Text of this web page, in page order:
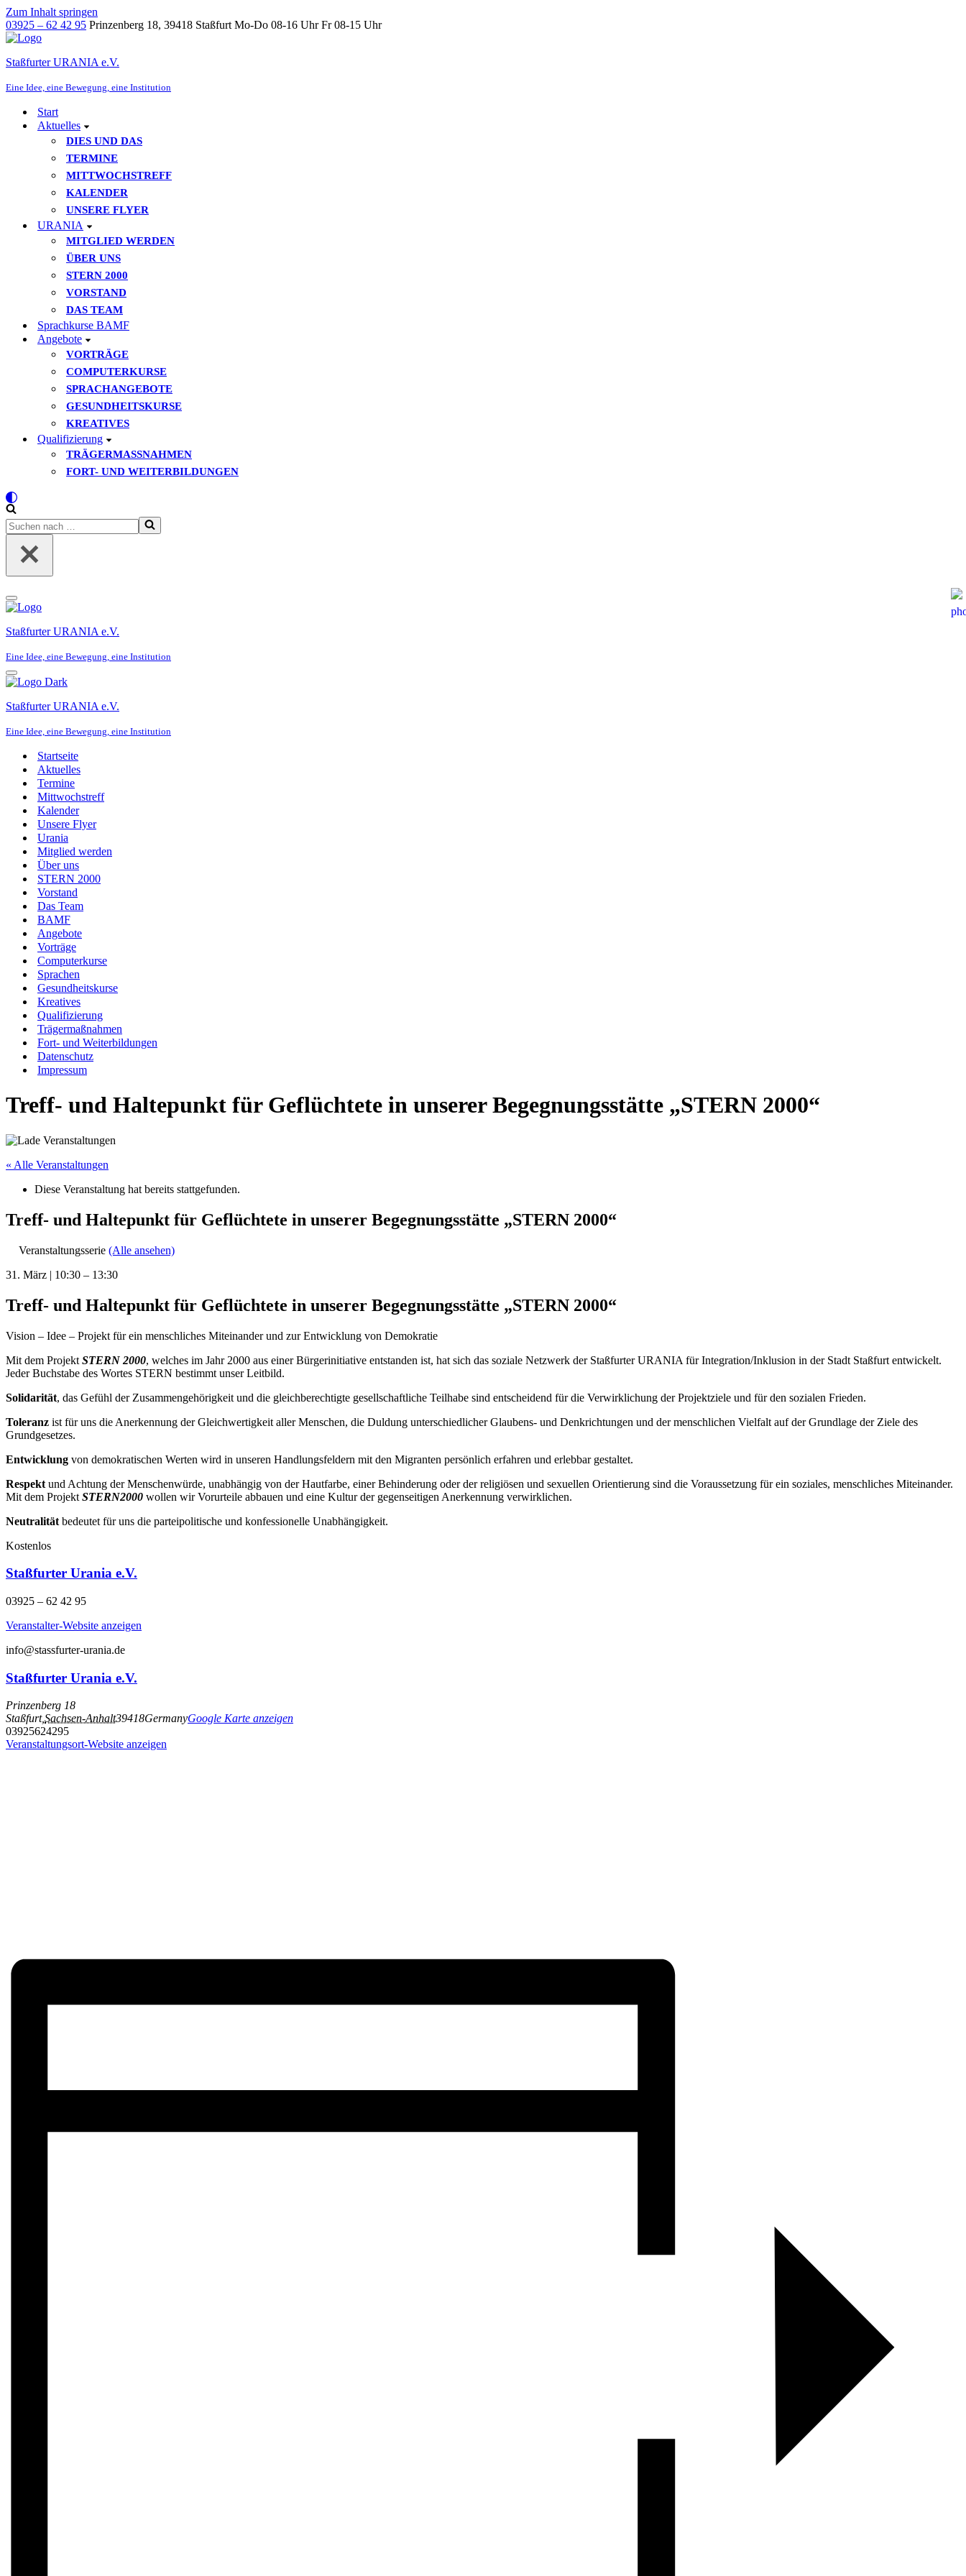
Zum Inhalt springen
03925 – 62 42 95 Prinzenberg 18, 39418 Staßfurt Mo-Do 08-16 Uhr Fr 08-15 Uhr
Staßfurter URANIA e.V.
Eine Idee, eine Bewegung, eine Institution
Start
Aktuelles
DIES UND DAS
TERMINE
MITTWOCHSTREFF
KALENDER
UNSERE FLYER
URANIA
MITGLIED WERDEN
ÜBER UNS
STERN 2000
VORSTAND
DAS TEAM
Sprachkurse BAMF
Angebote
VORTRÄGE
COMPUTERKURSE
SPRACHANGEBOTE
GESUNDHEITSKURSE
KREATIVES
Qualifizierung
TRÄGERMASSNAHMEN
FORT- UND WEITERBILDUNGEN
Suchen
nach …
Navigationsmenü
Staßfurter URANIA e.V.
Eine Idee, eine Bewegung, eine Institution
Navigationsmenü
Staßfurter URANIA e.V.
Eine Idee, eine Bewegung, eine Institution
Startseite
Aktuelles
Termine
Mittwochstreff
Kalender
Unsere Flyer
Urania
Mitglied werden
Über uns
STERN 2000
Vorstand
Das Team
BAMF
Angebote
Vorträge
Computerkurse
Sprachen
Gesundheitskurse
Kreatives
Qualifizierung
Trägermaßnahmen
Fort- und Weiterbildungen
Datenschutz
Impressum
Treff- und Haltepunkt für Geflüchtete in unserer Begegnungsstätte „STERN 2000“
« Alle Veranstaltungen
Diese Veranstaltung hat bereits stattgefunden.
Treff- und Haltepunkt für Geflüchtete in unserer Begegnungsstätte „STERN 2000“
Veranstaltungsserie (Alle ansehen)
31. März | 10:30 – 13:30
Treff- und Haltepunkt für Geflüchtete in unserer Begegnungsstätte „STERN 2000“
Vision – Idee – Projekt für ein menschliches Miteinander und zur Entwicklung von Demokratie
Mit dem Projekt STERN 2000, welches im Jahr 2000 aus einer Bürgerinitiative entstanden ist, hat sich das soziale Netzwerk der Staßfurter URANIA für Integration/Inklusion in der Stadt Staßfurt entwickelt.
Jeder Buchstabe des Wortes STERN bestimmt unser Leitbild.
Solidarität, das Gefühl der Zusammengehörigkeit und die gleichberechtigte gesellschaftliche Teilhabe sind entscheidend für die Verwirklichung der Projektziele und für den sozialen Frieden.
Toleranz ist für uns die Anerkennung der Gleichwertigkeit aller Menschen, die Duldung unterschiedlicher Glaubens- und Denkrichtungen und der menschlichen Vielfalt auf der Grundlage der Ziele des
Grundgesetzes.
Entwicklung von demokratischen Werten wird in unseren Handlungsfeldern mit den Migranten persönlich erfahren und erlebbar gestaltet.
Respekt und Achtung der Menschenwürde, unabhängig von der Hautfarbe, einer Behinderung oder der religiösen und sexuellen Orientierung sind die Voraussetzung für ein soziales, menschliches Miteinander.
Mit dem Projekt STERN2000 wollen wir Vorurteile abbauen und eine Kultur der gegenseitigen Anerkennung verwirklichen.
Neutralität bedeutet für uns die parteipolitische und konfessionelle Unabhängigkeit.
Kostenlos
Staßfurter Urania e.V.
03925 – 62 42 95
Veranstalter-Website anzeigen
info@stassfurter-urania.de
Staßfurter Urania e.V.
Prinzenberg 18
Staßfurt,Sachsen-Anhalt39418GermanyGoogle Karte anzeigen
03925624295
Veranstaltungsort-Website anzeigen